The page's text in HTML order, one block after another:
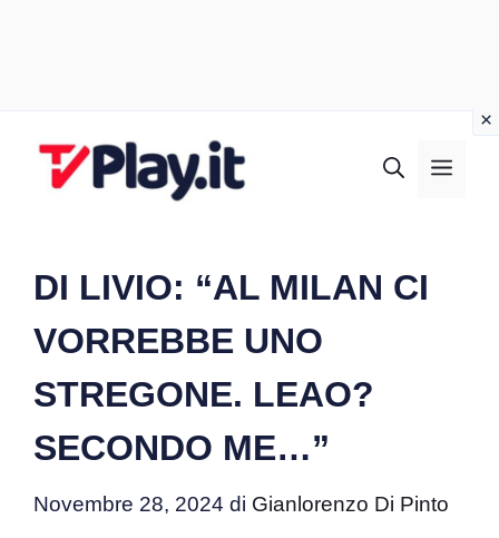
DI LIVIO: “AL MILAN CI
VORREBBE UNO
STREGONE. LEAO?
SECONDO ME…”
Novembre 28, 2024 di Gianlorenzo Di Pinto